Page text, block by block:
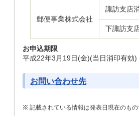
郵便事業株式会社
諏訪支店
下諏訪支
お申込期限
平成22年3月19日(金)(当日消印有効)
お問い合わせ先
記載されている情報は発表日現在のも